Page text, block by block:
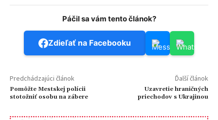
Páčil sa vám tento článok?
Zdieľať na Facebooku
Predchádzajúci článok
Pomôžte Mestskej polícii
stotožniť osobu na zábere
Ďalší článok
Uzavretie hraničných
priechodov s Ukrajinou